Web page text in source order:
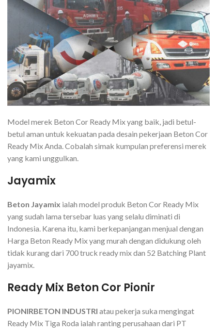
Model merek Beton Cor Ready Mix yang baik, jadi betul-
betul aman untuk kekuatan pada desain pekerjaan Beton Cor
Ready Mix Anda. Cobalah simak kumpulan preferensi merek
yang kami unggulkan.
Jayamix
Beton Jayamix ialah model produk Beton Cor Ready Mix
yang sudah lama tersebar luas yang selalu diminati di
Indonesia. Karena itu, kami berkepanjangan menjual dengan
Harga Beton Ready Mix yang murah dengan didukung oleh
tidak kurang dari 700 truck ready mix dan 52 Batching Plant
jayamix.
Ready Mix Beton Cor Pionir
PIONIRBETON INDUSTRI atau pekerja suka mengingat
Ready Mix Tiga Roda ialah ranting perusahaan dari PT